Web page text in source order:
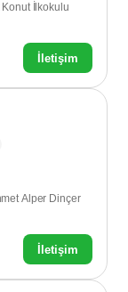
İlkokulu
İletişim
Alper Dinçer
İletişim